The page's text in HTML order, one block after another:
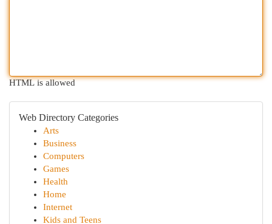
HTML is allowed
Web Directory Categories
Arts
Business
Computers
Games
Health
Home
Internet
Kids and Teens